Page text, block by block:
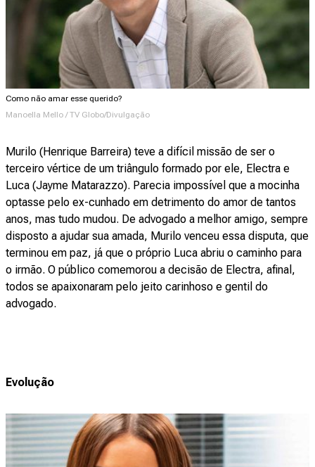
Como não amar esse querido?
Manoella Mello / TV Globo/Divulgação
Murilo (Henrique Barreira) teve a difícil missão de ser o
terceiro vértice de um triângulo formado por ele, Electra e
Luca (Jayme Matarazzo). Parecia impossível que a mocinha
optasse pelo ex-cunhado em detrimento do amor de tantos
anos, mas tudo mudou. De advogado a melhor amigo, sempre
disposto a ajudar sua amada, Murilo venceu essa disputa, que
terminou em paz, já que o próprio Luca abriu o caminho para
o irmão. O público comemorou a decisão de Electra, afinal,
todos se apaixonaram pelo jeito carinhoso e gentil do
advogado.
Evolução